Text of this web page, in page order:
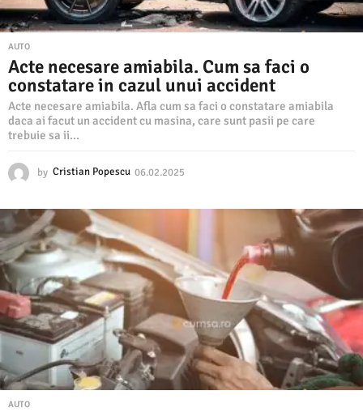
AUTO
Acte necesare amiabila. Cum sa faci o
constatare in cazul unui accident
Acte necesare amiabila. Afla cum sa faci o constatare amiabila
daca ai facut un accident cu masina, care sunt pasii pe care
trebuie sa ii...
by Cristian Popescu 06.02.2025
.
2
0
2
5
AUTO